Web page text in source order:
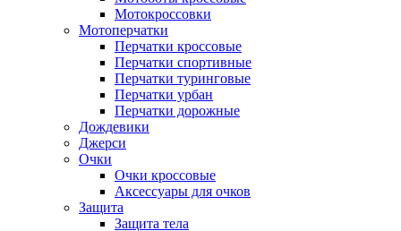
Мотокроссовки
Мотоперчатки
Перчатки кроссовые
Перчатки спортивные
Перчатки туринговые
Перчатки урбан
Перчатки дорожные
Дождевики
Джерси
Очки
Очки кроссовые
Аксессуары для очков
Защита
Защита тела